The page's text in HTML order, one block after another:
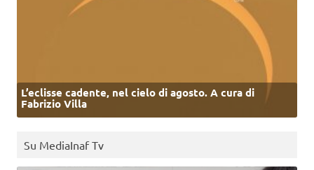
L’eclisse cadente, nel cielo di agosto. A cura di
Fabrizio Villa
Su MediaInaf Tv